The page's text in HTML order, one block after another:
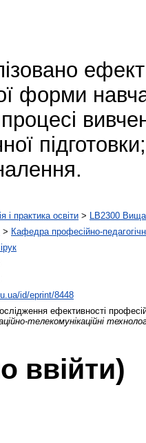
форми
процесі
і практика освіти > LB2300 Вища
> Кафедра професійно-
id/eprint/8448
ефективності
телекомунікаційні
ввійти)